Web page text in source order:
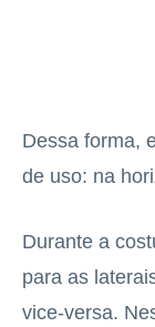
Dessa forma,
de uso: na
Durante a
para as
vice-versa.